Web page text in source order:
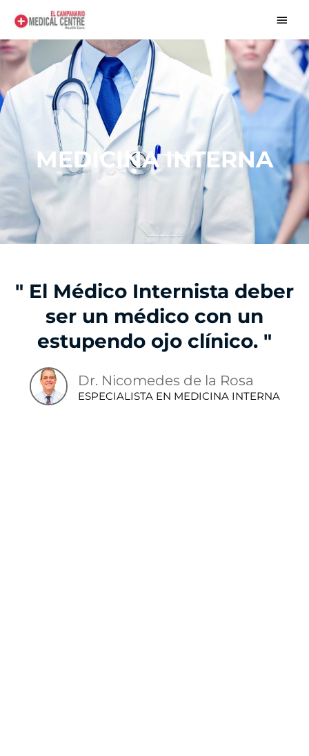
contenido
MEDICINA INTERNA
" El Médico Internista deber
ser un médico con un
estupendo ojo clínico. "
Dr. Nicomedes de la Rosa
ESPECIALISTA EN MEDICINA INTERNA